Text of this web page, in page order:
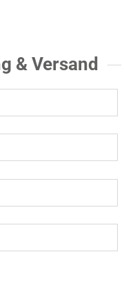
& Versand